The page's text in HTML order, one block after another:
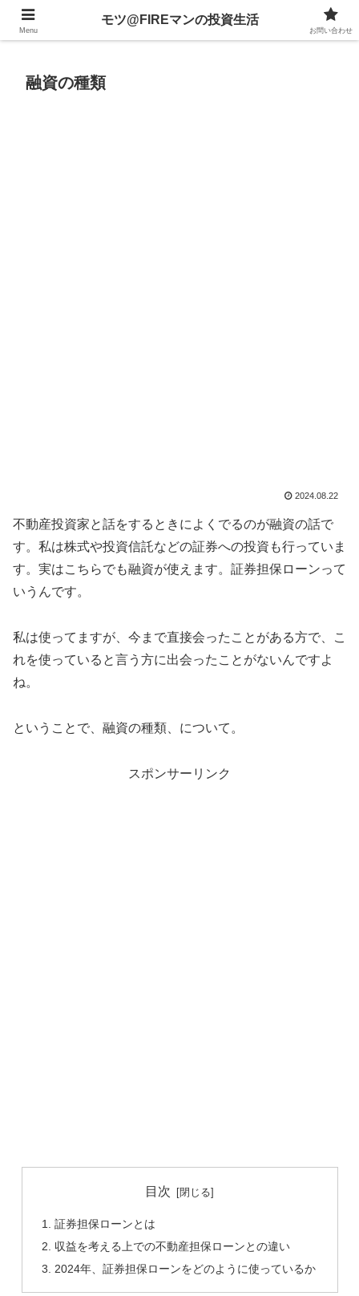
不動産、投資信託、暗号資産、株式、等々への投資について
融資の種類
2024.08.22
不動産投資家と話をするときによくでるのが融資の話で
す。私は株式や投資信託などの証券への投資も行っていま
す。実はこちらでも融資が使えます。証券担保ローンって
いうんです。
私は使ってますが、今まで直接会ったことがある方で、こ
れを使っていると言う方に出会ったことがないんですよ
ね。
ということで、融資の種類、について。
スポンサーリンク
目次
証券担保ローンとは
収益を考える上での不動産担保ローンとの違い
2024年、証券担保ローンをどのように使っているか
Menu
モツ@FIREマンの投資生活
お問い合わせ